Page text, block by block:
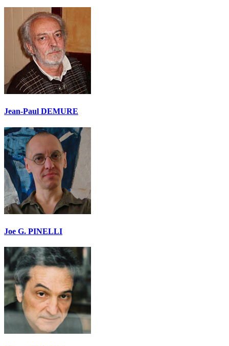
Jean-Paul DEMURE
Joe G. PINELLI